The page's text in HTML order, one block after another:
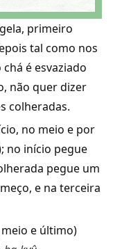
primeiro
tal como nos
é esvaziado
não quer dizer
colheradas.
no meio e por
no início pegue
pegue um
e na terceira
e último)